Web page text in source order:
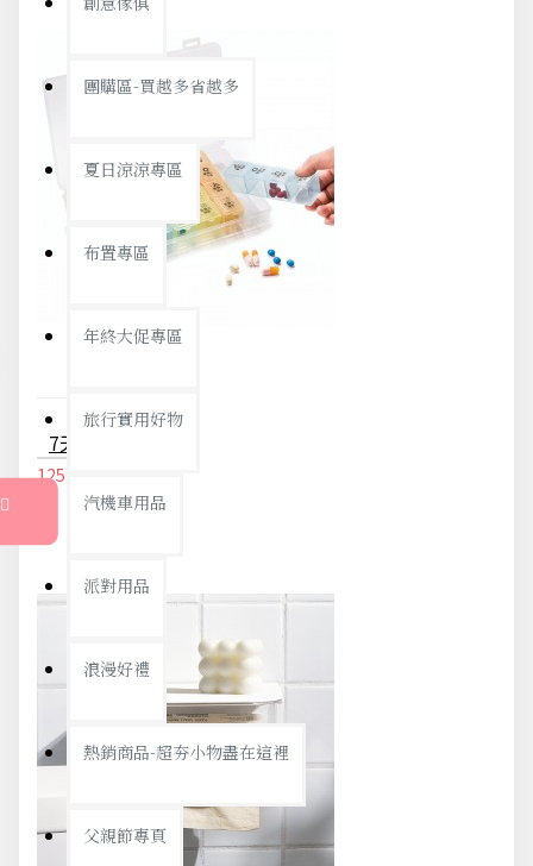
團購區-買越多省越多
夏日涼涼專區
布置專區
年終大促專區
旅行實用好物
汽機車用品
派對用品
浪漫好禮
熱銷商品-超夯小物盡在這裡
父親節專頁
125元